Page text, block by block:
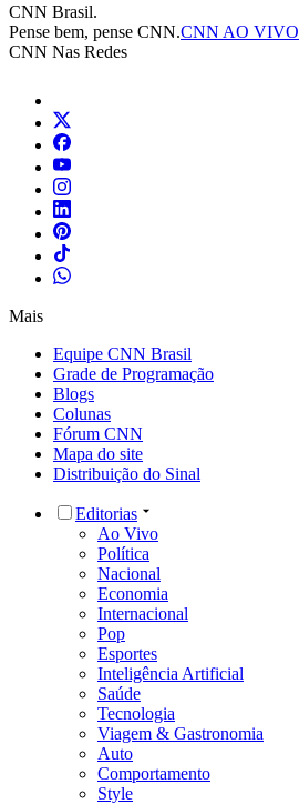
CNN Brasil.
Pense bem, pense CNN.CNN AO VIVO
CNN Nas Redes
Mais
Equipe CNN Brasil
Grade de Programação
Blogs
Colunas
Fórum CNN
Mapa do site
Distribuição do Sinal
Editorias
Ao Vivo
Política
Nacional
Economia
Internacional
Pop
Esportes
Inteligência Artificial
Saúde
Tecnologia
Viagem & Gastronomia
Auto
Comportamento
Style